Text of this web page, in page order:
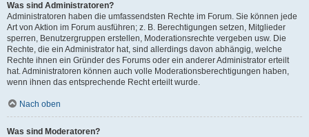
Was sind Administratoren?
Administratoren haben die umfassendsten Rechte im Forum. Sie können jede
Art von Aktion im Forum ausführen; z. B. Berechtigungen setzen, Mitglieder
sperren, Benutzergruppen erstellen, Moderationsrechte vergeben usw. Die
Rechte, die ein Administrator hat, sind allerdings davon abhängig, welche
Rechte ihnen ein Gründer des Forums oder ein anderer Administrator erteilt
hat. Administratoren können auch volle Moderationsberechtigungen haben,
wenn ihnen das entsprechende Recht erteilt wurde.
Nach oben
Was sind Moderatoren?